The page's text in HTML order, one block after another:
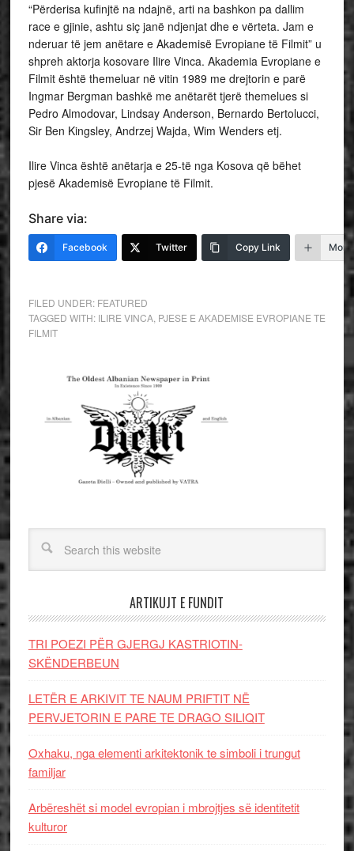
“Përderisa kufinjtë na ndajnë, arti na bashkon pa dallim
race e gjinie, ashtu siç janë ndjenjat dhe e vërteta. Jam e
nderuar të jem anëtare e Akademisë Evropiane të Filmit” u
shpreh aktorja kosovare Ilire Vinca. Akademia Evropiane e
Filmit është themeluar në vitin 1989 me drejtorin e parë
Ingmar Bergman bashkë me anëtarët tjerë themelues si
Pedro Almodovar, Lindsay Anderson, Bernardo Bertolucci,
Sir Ben Kingsley, Andrzej Wajda, Wim Wenders etj.
Ilire Vinca është anëtarja e 25-të nga Kosova që bëhet
pjesë Akademisë Evropiane të Filmit.
Share via:
Facebook Twitter Copy Link More
FILED UNDER: FEATURED
TAGGED WITH: ILIRE VINCA, PJESE E AKADEMISE EVROPIANE TE
FILMIT
ARTIKUJT E FUNDIT
TRI POEZI PËR GJERGJ KASTRIOTIN-
SKËNDERBEUN
LETËR E ARKIVIT TE NAUM PRIFTIT NË
PERVJETORIN E PARE TE DRAGO SILIQIT
Oxhaku, nga elementi arkitektonik te simboli i trungut
familjar
Arbëreshët si model evropian i mbrojtjes së identitetit
kulturor